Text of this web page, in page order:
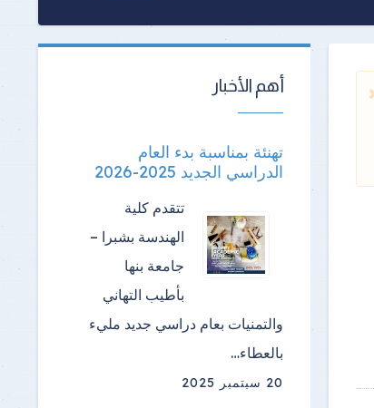
أهم الأخبار
تهنئة بمناسبة بدء العام
الدراسي الجديد 2025-2026
تتقدم كلية
الهندسة بشبرا –
جامعة بنها
بأطيب التهاني
والتمنيات بعام دراسي جديد مليء
بالعطاء…
20 سبتمبر 2025